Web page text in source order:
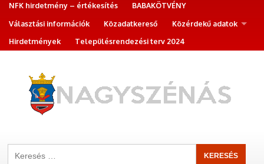
NFK hirdetmény – értékesítés
BABAKÖTVÉNY
Választási információk
Közadatkereső
Közérdekű adatok
Hirdetmények
Településrendezési terv 2024